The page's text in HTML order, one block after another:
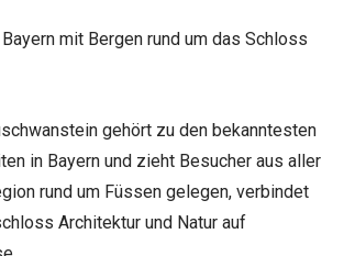
gehört zu den bekanntesten
in Bayern und zieht Besucher aus aller
rund um Füssen gelegen, verbindet
Architektur und Natur auf